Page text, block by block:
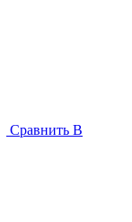
Сравнить В